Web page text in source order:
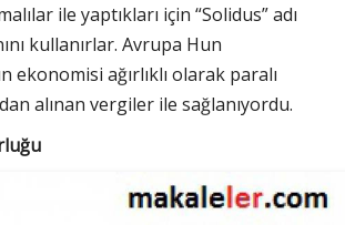
ile yaptıkları için “Solidus” adı
kullanırlar. Avrupa Hun
ekonomisi ağırlıklı olarak paralı
alınan vergiler ile sağlanıyordu.